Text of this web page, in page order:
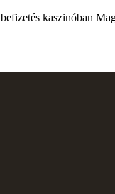
kaszinóban